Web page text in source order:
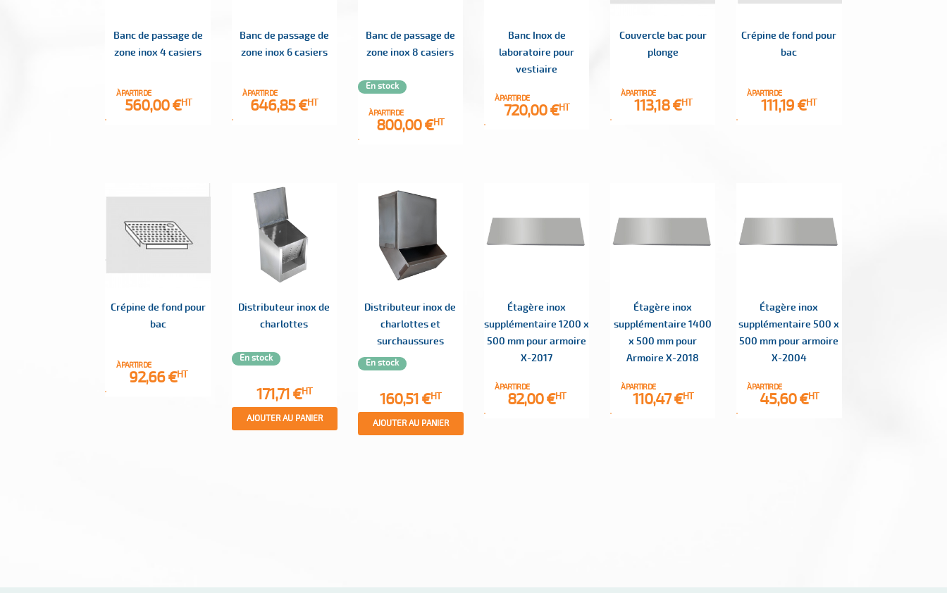
Banc de passage de
zone inox 4 casiers
À PARTIR DE
Prix
560,00 €HT
Banc de passage de
zone inox 6 casiers
À PARTIR DE
Prix
646,85 €HT
Banc de passage de
zone inox 8 casiers
En stock
À PARTIR DE
Prix
800,00 €HT
Banc Inox de
laboratoire pour
vestiaire
À PARTIR DE
Prix
720,00 €HT
Couvercle bac pour
plonge
À PARTIR DE
Prix
113,18 €HT
Crépine de fond pour
bac
À PARTIR DE
Prix
111,19 €HT
Crépine de fond pour
bac
À PARTIR DE
Prix
92,66 €HT
Distributeur inox de
charlottes
En stock
Prix
171,71 €HT
AJOUTER AU PANIER
Distributeur inox de
charlottes et
surchaussures
En stock
Prix
160,51 €HT
AJOUTER AU PANIER
Étagère inox
supplémentaire 1200 x
500 mm pour armoire
X-2017
À PARTIR DE
Prix
82,00 €HT
Étagère inox
supplémentaire 1400
x 500 mm pour
Armoire X-2018
À PARTIR DE
Prix
110,47 €HT
Étagère inox
supplémentaire 500 x
500 mm pour armoire
X-2004
À PARTIR DE
Prix
45,60 €HT